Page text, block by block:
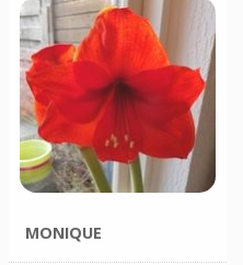
MONIQUE